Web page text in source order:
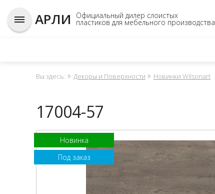
АРЛИ Официальный дилер слоистых
пластиков для мебельного производства
Вы здесь: Декоры и Поверхности Новинки Wilsonart
17004-57
Новинка
Под заказ